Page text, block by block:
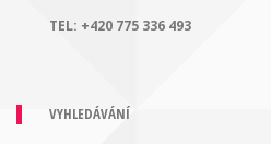
TEL: +420 775 336 493
VYHLEDÁVÁNÍ